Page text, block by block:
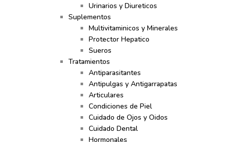
Urinarios y Diureticos
Suplementos
Multivitaminicos y Minerales
Protector Hepatico
Sueros
Tratamientos
Antiparasitantes
Antipulgas y Antigarrapatas
Articulares
Condiciones de Piel
Cuidado de Ojos y Oidos
Cuidado Dental
Hormonales